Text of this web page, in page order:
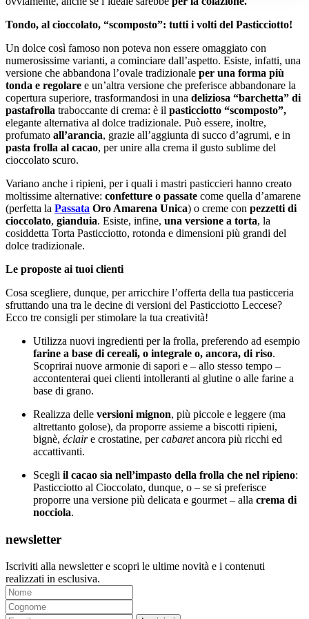
Tondo, al cioccolato, “scomposto”: tutti i volti del Pasticciotto!
Un dolce così famoso non poteva non essere omaggiato con
numerosissime varianti, a cominciare dall’aspetto. Esiste, infatti, una
versione che abbandona l’ovale tradizionale per una forma più
tonda e regolare e un’altra versione che preferisce abbandonare la
copertura superiore, trasformandosi in una deliziosa “barchetta” di
pastafrolla traboccante di crema: è il pasticciotto “scomposto”,
elegante alternativa al dolce tradizionale. Può essere, inoltre,
profumato all’arancia, grazie all’aggiunta di succo d’agrumi, e in
pasta frolla al cacao, per unire alla crema il gusto sublime del
cioccolato scuro.
Variano anche i ripieni, per i quali i mastri pasticcieri hanno creato
moltissime alternative: confetture o passate come quella d’amarene
(perfetta la Passata Oro Amarena Unica) o creme con pezzetti di
cioccolato, gianduia. Esiste, infine, una versione a torta, la
cosiddetta Torta Pasticciotto, rotonda e dimensioni più grandi del
dolce tradizionale.
Le proposte ai tuoi clienti
Cosa scegliere, dunque, per arricchire l’offerta della tua pasticceria
sfruttando una tra le decine di versioni del Pasticciotto Leccese?
Ecco tre consigli per stimolare la tua creatività!
Utilizza nuovi ingredienti per la frolla, preferendo ad esempio
farine a base di cereali, o integrale o, ancora, di riso.
Scoprirai nuove armonie di sapori e – allo stesso tempo –
accontenterai quei clienti intolleranti al glutine o alle farine a
base di grano.
Realizza delle versioni mignon, più piccole e leggere (ma
altrettanto golose), da proporre assieme a biscotti ripieni,
bignè, éclaire crostatine, percabaretancora più ricchi ed
accattivanti.
Scegli il cacao sia nell’impasto della frolla che nel ripieno:
Pasticciotto al Cioccolato, dunque, o – se si preferisce
proporre una versione più delicata e gourmet – alla crema di
nocciola.
newsletter
Iscriviti alla newsletter e scopri le ultime novità e i contenuti
realizzati in esclusiva.